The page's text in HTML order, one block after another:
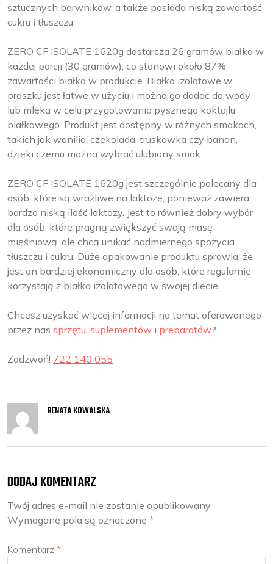
sztucznych barwników, a także posiada niską zawartość
cukru i tłuszczu.
ZERO CF ISOLATE 1620g dostarcza 26 gramów białka w
każdej porcji (30 gramów), co stanowi około 87%
zawartości białka w produkcie. Białko izolatowe w
proszku jest łatwe w użyciu i można go dodać do wody
lub mleka w celu przygotowania pysznego koktajlu
białkowego. Produkt jest dostępny w różnych smakach,
takich jak wanilia, czekolada, truskawka czy banan,
dzięki czemu można wybrać ulubiony smak.
ZERO CF ISOLATE 1620g jest szczególnie polecany dla
osób, które są wrażliwe na laktozę, ponieważ zawiera
bardzo niską ilość laktozy. Jest to również dobry wybór
dla osób, które pragną zwiększyć swoją masę
mięśniową, ale chcą unikać nadmiernego spożycia
tłuszczu i cukru. Duże opakowanie produktu sprawia, że
jest on bardziej ekonomiczny dla osób, które regularnie
korzystają z białka izolatowego w swojej diecie.
Chcesz uzyskać więcej informacji na temat oferowanego
przez nas sprzętu, suplementów i preparatów?
Zadzwoń! 722 140 055
RENATA KOWALSKA
DODAJ KOMENTARZ
Twój adres e-mail nie zostanie opublikowany.
Wymagane pola są oznaczone *
Komentarz *